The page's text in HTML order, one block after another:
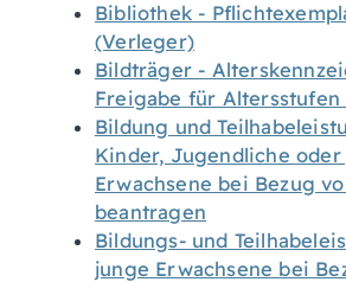
Bibliothek -
(Verleger)
Bildträger -
Freigabe für Altersstufen
Bildung und
Kinder, Jugendliche oder
Erwachsene bei Bezug
beantragen
Bildungs- und
junge Erwachsene bei